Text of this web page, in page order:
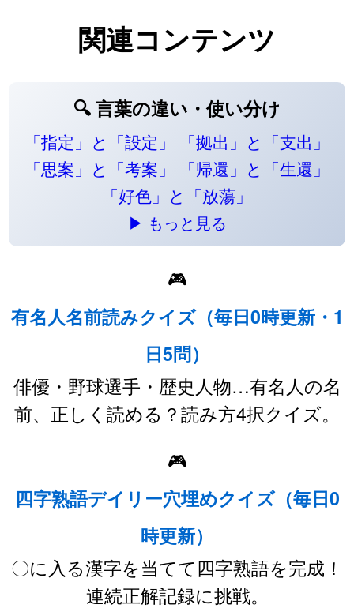
関連コンテンツ
🔍 言葉の違い・使い分け
「指定」と「設定」
「拠出」と「支出」
「思案」と「考案」
「帰還」と「生還」
「好色」と「放蕩」
▶ もっと見る
🎮
有名人名前読みクイズ（毎日0時更新・1
日5問）
俳優・野球選手・歴史人物…有名人の名
前、正しく読める？読み方4択クイズ。
🎮
四字熟語デイリー穴埋めクイズ（毎日0
時更新）
〇に入る漢字を当てて四字熟語を完成！
連続正解記録に挑戦。